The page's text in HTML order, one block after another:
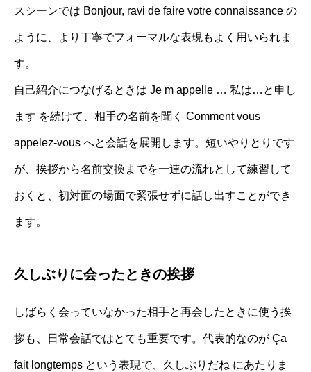
スシーンでは Bonjour, ravi de faire votre connaissance の
ように、より丁寧でフォーマルな表現もよく用いられま
す。
自己紹介につなげるときは Je m appelle … 私は…と申し
ます を続けて、相手の名前を聞く Comment vous
appelez-vous へと会話を展開します。短いやりとりです
が、挨拶から名前交換までを一連の流れとして練習して
おくと、初対面の場面で緊張せずに話し出すことができ
ます。
久しぶりに会ったときの挨拶
しばらく会っていなかった相手と再会したときに使う挨
拶も、日常会話ではとても重要です。代表的なのが Ça
fait longtemps という表現で、久しぶりだね にあたりま